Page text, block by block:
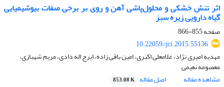
اثر تنش خشکی و محلول‌پاشی آهن و روی بر برخی صفات بیوشیمیایی
گیاه دارویی زیره ‌سبز
صفحه855-866
10.22059/jci.2015.55136
مهدیه امیری نژاد، غلامعلی اکبری، امین باقی زاده، ایرج اله دادی، مریم شهبازی،
معصومه نعیمی
مشاهده مقاله
اصل مقاله 853.08 K